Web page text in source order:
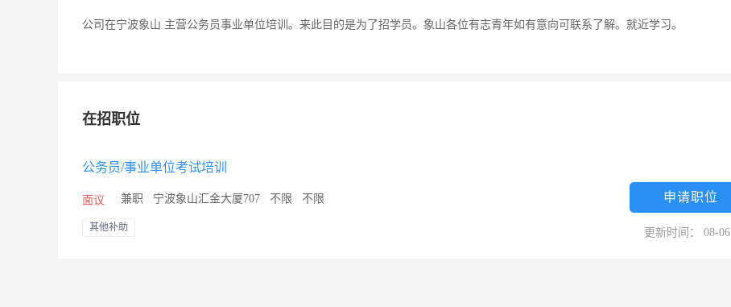
公司在宁波象山 主营公务员事业单位培训。来此目的是为了招学员。象山各位有志青年如有意向可联系了解。就近学习。
在招职位
公务员/事业单位考试培训
面议 兼职 宁波象山汇金大厦707 不限 不限
其他补助
申请职位
更新时间： 08-06